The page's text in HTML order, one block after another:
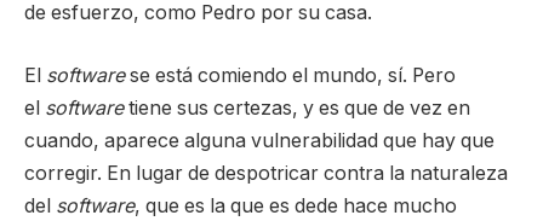
de esfuerzo, como Pedro por su casa.
El softwarese está comiendo el mundo, sí. Pero
el softwaretiene sus certezas, y es que de vez en
cuando, aparece alguna vulnerabilidad que hay que
corregir. En lugar de despotricar contra la naturaleza
del software, que es la que es dede hace mucho